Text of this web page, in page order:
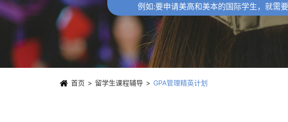
例如:要申请美高和美本的国际学生，就需
首页 留学生课程辅导 GPA管理精英计划